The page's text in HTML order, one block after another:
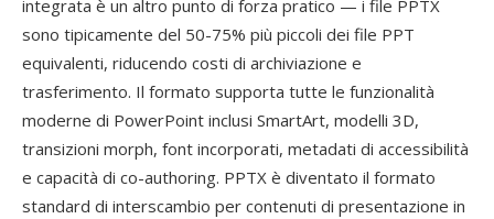
integrata è un altro punto di forza pratico — i file PPTX
sono tipicamente del 50-75% più piccoli dei file PPT
equivalenti, riducendo costi di archiviazione e
trasferimento. Il formato supporta tutte le funzionalità
moderne di PowerPoint inclusi SmartArt, modelli 3D,
transizioni morph, font incorporati, metadati di accessibilità
e capacità di co-authoring. PPTX è diventato il formato
standard di interscambio per contenuti di presentazione in